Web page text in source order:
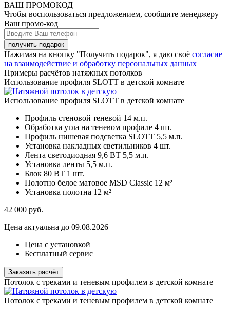
ВАШ ПРОМОКОД
Чтобы воспользоваться предложением, сообщите менеджеру
Ваш промо-код
Нажимая на кнопку "Получить подарок", я даю своё согласие
на взаимодействие и обработку персональных данных
Примеры расчётов натяжных потолков
Использование профиля SLOTT в детской комнате
Использование профиля SLOTT в детской комнате
Профиль стеновой теневой 14 м.п.
Обработка угла на теневом профиле 4 шт.
Профиль нишевая подсветка SLOTT 5,5 м.п.
Установка накладных светильников 4 шт.
Лента светодиодная 9,6 ВТ 5,5 м.п.
Установка ленты 5,5 м.п.
Блок 80 ВТ 1 шт.
Полотно белое матовое MSD Classic 12 м²
Установка полотна 12 м²
42 000 руб.
Цена актуальна до 09.08.2026
Цена с установкой
Бесплатный сервис
Заказать расчёт
Потолок с треками и теневым профилем в детской комнатe
Потолок с треками и теневым профилем в детской комнатe